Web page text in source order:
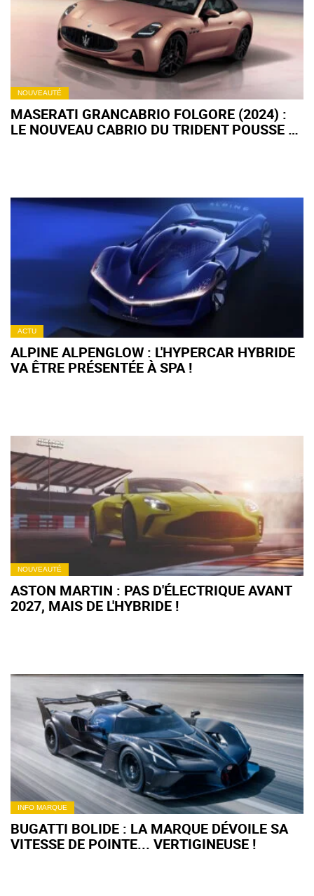
NOUVEAUTÉ
MASERATI GRANCABRIO FOLGORE (2024) :
LE NOUVEAU CABRIO DU TRIDENT POUSSE À
ACTU
ALPINE ALPENGLOW : L'HYPERCAR HYBRIDE
VA ÊTRE PRÉSENTÉE À SPA !
NOUVEAUTÉ
ASTON MARTIN : PAS D'ÉLECTRIQUE AVANT
2027, MAIS DE L'HYBRIDE !
INFO MARQUE
BUGATTI BOLIDE : LA MARQUE DÉVOILE SA
VITESSE DE POINTE... VERTIGINEUSE !